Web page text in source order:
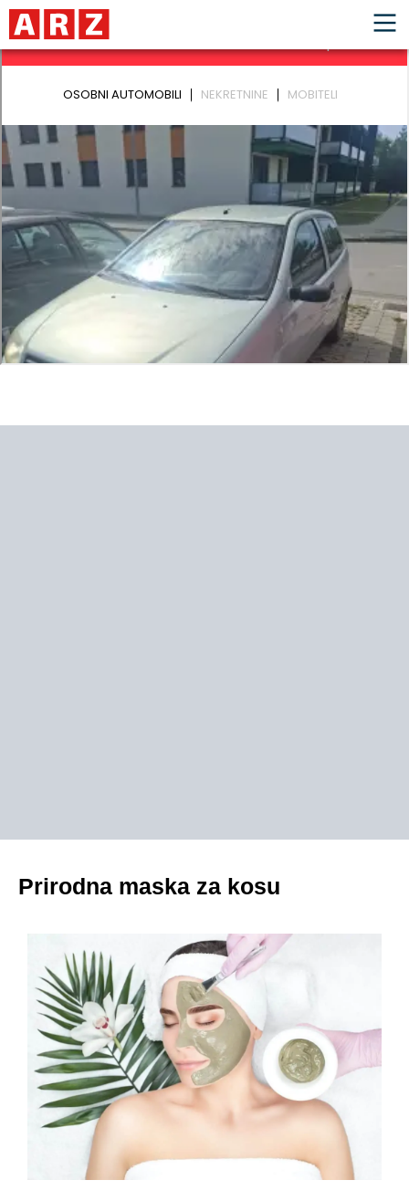
Prirodna maska za kosu